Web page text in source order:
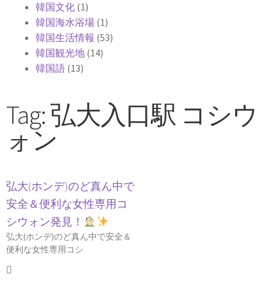
韓国文化 (1)
韓国海水浴場 (1)
韓国生活情報 (53)
韓国観光地 (14)
韓国語 (13)
Tag: 弘大入口駅 コシウ
ォン
弘大(ホンデ)のど真ん中で
安全＆便利な女性専用コ
シウォン発見！
弘大(ホンデ)のど真ん中で安全＆
便利な女性専用コシ